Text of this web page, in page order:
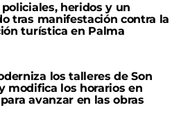
heridos y un
tras manifestación contra la
turística en Palma
los talleres de Son
modifica los horarios en
avanzar en las obras